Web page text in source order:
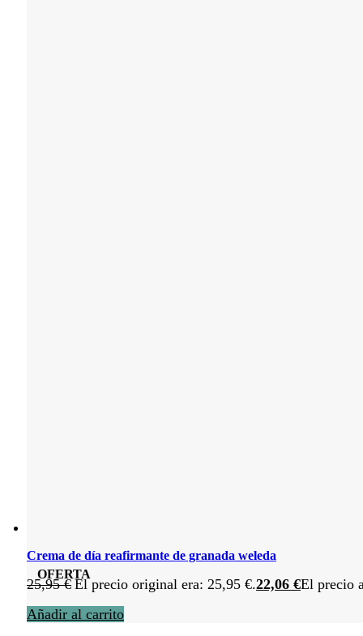
OFERTA
Crema de día reafirmante de granada weleda
25,95€ El precio original era: 25,95 €.22,06 €El precio
Añadir al carrito